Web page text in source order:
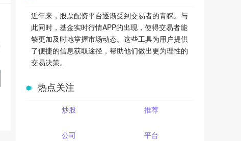
近年来，股票配资平台逐渐受到交易者的青睐。与
此同时，基金实时行情APP的出现，使得交易者能
够更加及时地掌握市场动态。这些工具为用户提供
了便捷的信息获取途径，帮助他们做出更为理性的
交易决策。
热点关注
炒股 推荐
公司 平台